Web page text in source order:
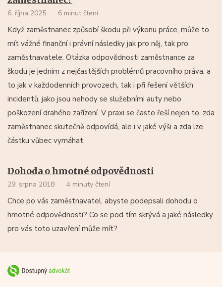
6. října 2025 6 minut čtení
Když zaměstnanec způsobí škodu při výkonu práce, může to
mít vážné finanční i právní následky jak pro něj, tak pro
zaměstnavatele. Otázka odpovědnosti zaměstnance za
škodu je jedním z nejčastějších problémů pracovního práva, a
to jak v každodenních provozech, tak i při řešení větších
incidentů, jako jsou nehody se služebními auty nebo
poškození drahého zařízení. V praxi se často řeší nejen to, zda
zaměstnanec skutečně odpovídá, ale i v jaké výši a zda lze
částku vůbec vymáhat.
Dohoda o hmotné odpovědnosti
29. srpna 2018 4 minuty čtení
Chce po vás zaměstnavatel, abyste podepsali dohodu o
hmotné odpovědnosti? Co se pod tím skrývá a jaké následky
pro vás toto uzavření může mít?